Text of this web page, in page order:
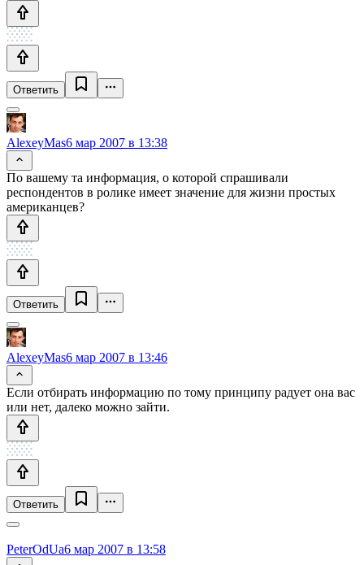
Ответить
AlexeyMas6 мар 2007 в 13:38
По вашему та информация, о которой спрашивали
респондентов в ролике имеет значение для жизни простых
американцев?
Ответить
AlexeyMas6 мар 2007 в 13:46
Если отбирать информацию по тому принципу радует она вас
или нет, далеко можно зайти.
Ответить
PeterOdUa6 мар 2007 в 13:58